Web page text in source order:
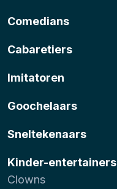
Comedians
Cabaretiers
Imitatoren
Goochelaars
Sneltekenaars
Kinder-entertainers
Clowns